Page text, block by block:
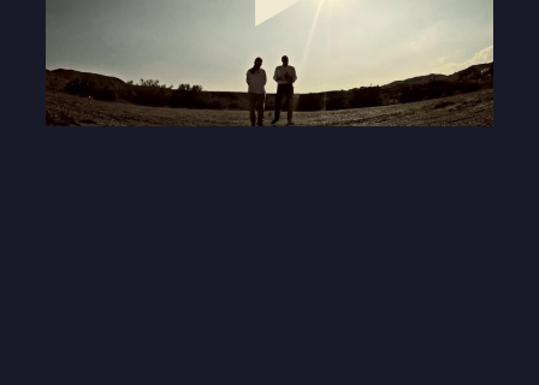
Play
17:50
Mute Settings
Enter